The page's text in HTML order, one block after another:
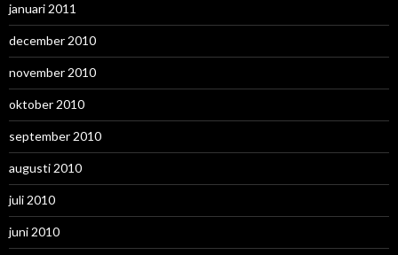
januari 2011
december 2010
november 2010
oktober 2010
september 2010
augusti 2010
juli 2010
juni 2010